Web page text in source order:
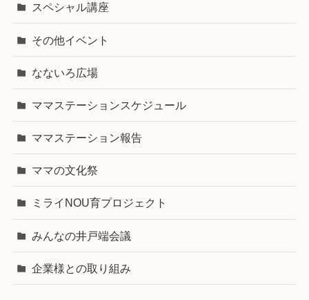
スペシャル講座
その他イベント
なないろ広場
ママステーションスケジュール
ママステーション報告
ママの文化祭
ミライNOU育プロジェクト
みんなの井戸端会議
企業様との取り組み